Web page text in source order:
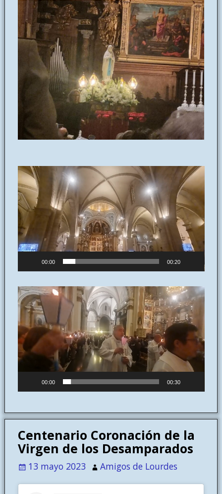
Reproductor
de
vídeo
00:00 00:20
Reproductor
de
vídeo
00:00 00:30
Centenario Coronación de la
Virgen de los Desamparados
13 mayo 2023 Amigos de Lourdes